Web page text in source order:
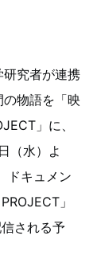
究者が連携
物語を「映
」に、
（水）よ
ドキュメン
」
される予